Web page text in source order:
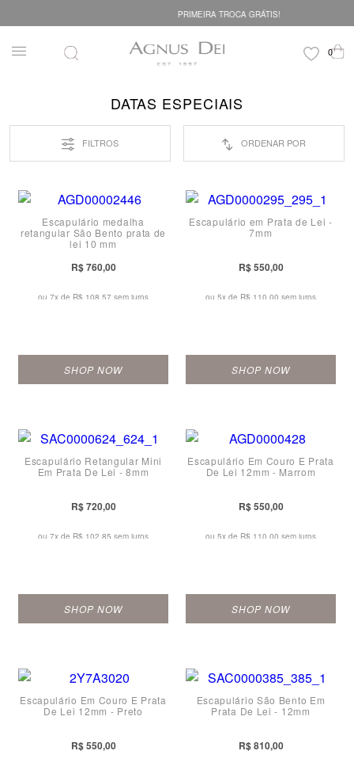
PRIMEIRA TROCA GRÁTIS!
DATAS ESPECIAIS
FILTROS ORDENAR POR
Escapulário medalha
retangular São Bento prata de
lei 10 mm
R$ 760,00
ou 7x de R$ 108,57 sem juros
SHOP NOW
Escapulário em Prata de Lei -
7mm
R$ 550,00
ou 5x de R$ 110,00 sem juros
SHOP NOW
Escapulário Retangular Mini
Em Prata De Lei - 8mm
R$ 720,00
ou 7x de R$ 102,85 sem juros
SHOP NOW
Escapulário Em Couro E Prata
De Lei 12mm - Marrom
R$ 550,00
ou 5x de R$ 110,00 sem juros
SHOP NOW
Escapulário Em Couro E Prata
De Lei 12mm - Preto
R$ 550,00
Escapulário São Bento Em
Prata De Lei - 12mm
R$ 810,00